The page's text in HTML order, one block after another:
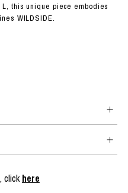
this unique piece embodies
WILDSIDE.
clickhere